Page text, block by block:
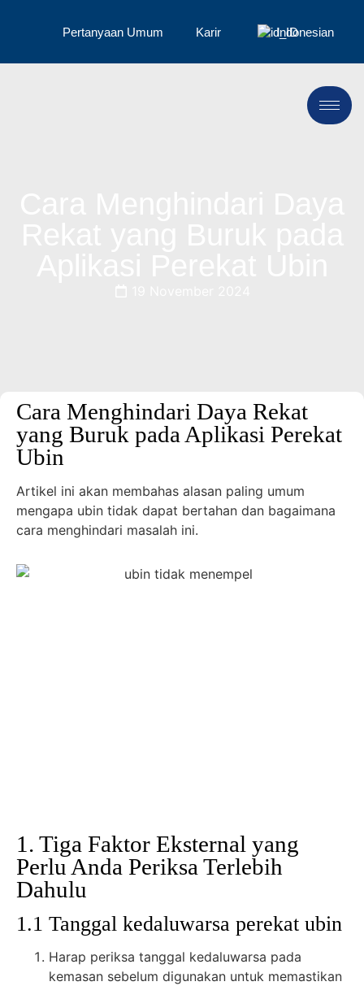
Pertanyaan Umum Karir Indonesian
Cara Menghindari Daya Rekat
yang Buruk pada Aplikasi Perekat
Ubin
Artikel ini akan membahas alasan paling umum
mengapa ubin tidak dapat bertahan dan bagaimana
cara menghindari masalah ini.
1. Tiga Faktor Eksternal yang
Perlu Anda Periksa Terlebih
Dahulu
1.1 Tanggal kedaluwarsa perekat ubin
Harap periksa tanggal kedaluwarsa pada
kemasan sebelum digunakan untuk memastikan